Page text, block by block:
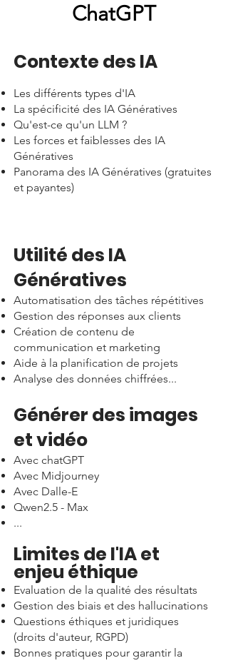
ChatGPT
Contexte des IA​
Les différents types d'IA
La spécificité des IA Génératives
Qu'est-ce qu'un LLM ?
Les forces et faiblesses des IA
Génératives
Panorama des IA Génératives (gratuites
et payantes)
Utilité des IA
Génératives​
Automatisation des tâches répétitives
Gestion des réponses aux clients
Création de contenu de
communication et marketing
Aide à la planification de projets
Analyse des données chiffrées...
Générer des images
et vidéo
Avec chatGPT
Avec Midjourney
Avec Dalle-E
Qwen2.5 - Max
...
Limites de l'IA et
enjeu éthique
Evaluation de la qualité des résultats
Gestion des biais et des hallucinations
Questions éthiques et juridiques
(droits d'auteur, RGPD)
Bonnes pratiques pour garantir la